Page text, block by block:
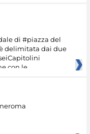
di #piazza del
delimitata dai due
con le